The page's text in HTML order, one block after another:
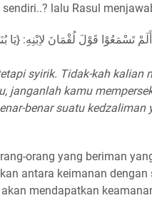
lalu Rasul
تَسْمَعُوْا قَوْلَ لُقْمَانَ لاِبْنِهِ:
syirik. Tidak-kah kalian
janganlah kamu
benar suatu kedzaliman
orang yang beriman
antara keimanan
mendapatkan